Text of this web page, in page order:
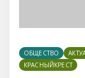
ОБЩЕСТВО
КРАСНЫЙКРЕСТ